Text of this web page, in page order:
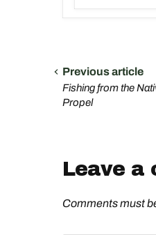
Previous article
Fishing from the
Propel
Leave a
Comments must